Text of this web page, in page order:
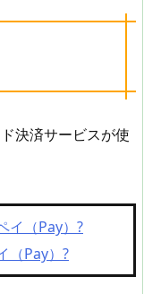
決済サービスが使
イ（Pay）?
（Pay）?